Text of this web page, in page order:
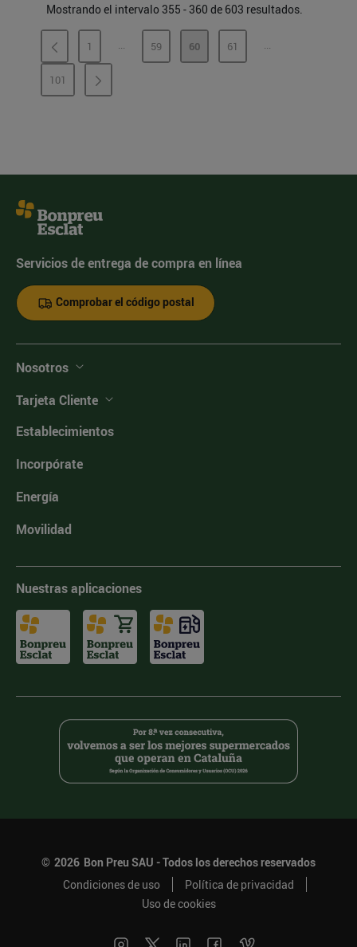
Mostrando el intervalo 355 - 360 de 603 resultados.
PÁGINA
1 ...PÁGINAS INTERMEDIAS
PÁGINA
59 PÁGINA
60 PÁGINA
61 ...PÁGINAS
PÁGINA
101
Servicios de entrega de compra en línea
Comprobar el código postal
Nosotros
Tarjeta Cliente
Establecimientos
Incorpórate
Energía
Movilidad
Nuestras aplicaciones
© 2026 Bon Preu SAU - Todos los derechos reservados
Condiciones de uso
Política de privacidad
Uso de cookies